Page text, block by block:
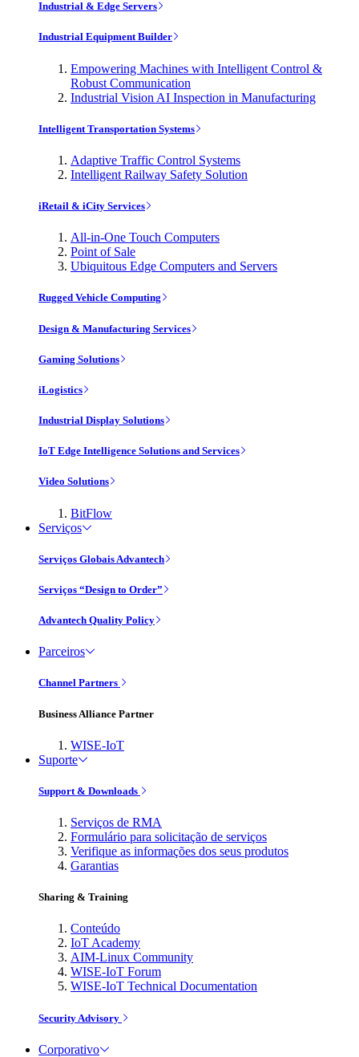
Industrial & Edge Servers
Industrial Equipment Builder
Empowering Machines with Intelligent Control &
Robust Communication
Industrial Vision AI Inspection in Manufacturing
Intelligent Transportation Systems
Adaptive Traffic Control Systems
Intelligent Railway Safety Solution
iRetail & iCity Services
All-in-One Touch Computers
Point of Sale
Ubiquitous Edge Computers and Servers
Rugged Vehicle Computing
Design & Manufacturing Services
Gaming Solutions
iLogistics
Industrial Display Solutions
IoT Edge Intelligence Solutions and Services
Video Solutions
BitFlow
Serviços
Serviços Globais Advantech
Serviços “Design to Order”
Advantech Quality Policy
Parceiros
Channel Partners
Business Alliance Partner
WISE-IoT
Suporte
Support & Downloads
Serviços de RMA
Formulário para solicitação de serviços
Verifique as informações dos seus produtos
Garantias
Sharing & Training
Conteúdo
IoT Academy
AIM-Linux Community
WISE-IoT Forum
WISE-IoT Technical Documentation
Security Advisory
Corporativo